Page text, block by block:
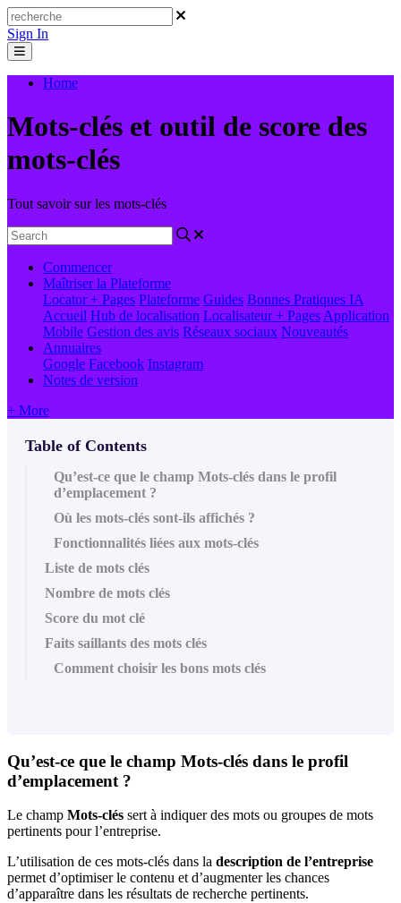
Sign In
Home
Mots-clés et outil de score des
mots-clés
Tout savoir sur les mots-clés
Commencer
Maîtriser la Plateforme
Locator + Pages Plateforme Guides Bonnes Pratiques IA
Accueil Hub de localisation Localisateur + Pages Application
Mobile Gestion des avis Réseaux sociaux Nouveautés
Annuaires
Google Facebook Instagram
Notes de version
+ More
Table of Contents
Qu’est-ce que le champ Mots-clés dans le profil
d’emplacement ?
Où les mots-clés sont-ils affichés ?
Fonctionnalités liées aux mots-clés
Liste de mots clés
Nombre de mots clés
Score du mot clé
Faits saillants des mots clés
Comment choisir les bons mots clés
Qu’est-ce que le champ Mots-clés dans le profil
d’emplacement ?
Le champ Mots-clés sert à indiquer des mots ou groupes de mots
pertinents pour l’entreprise.
L’utilisation de ces mots-clés dans la description de l’entreprise
permet d’optimiser le contenu et d’augmenter les chances
d’apparaître dans les résultats de recherche pertinents.